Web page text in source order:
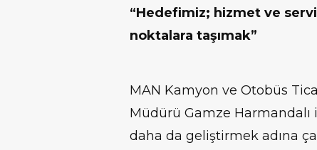
“Hedefimiz; hizmet ve
noktalara taşımak”
MAN Kamyon ve Otobüs
Müdürü Gamze Harmandalı
daha da geliştirmek adına